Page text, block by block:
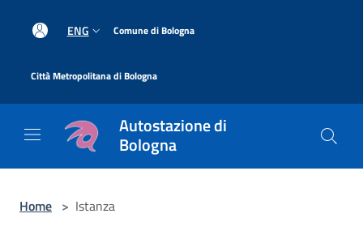
ENG Comune di Bologna
Città Metropolitana di Bologna
Autostazione di
Bologna
Home > Istanza